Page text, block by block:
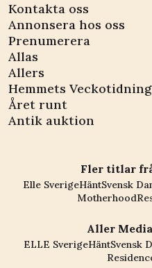
Kontakta oss
Annonsera hos oss
Prenumerera
Allas
Allers
Hemmets Veckotidning
Året runt
Antik auktion
Fler titlar
Elle SverigeHäntSvensk
Motherhood
Aller
ELLE SverigeHäntSvensk